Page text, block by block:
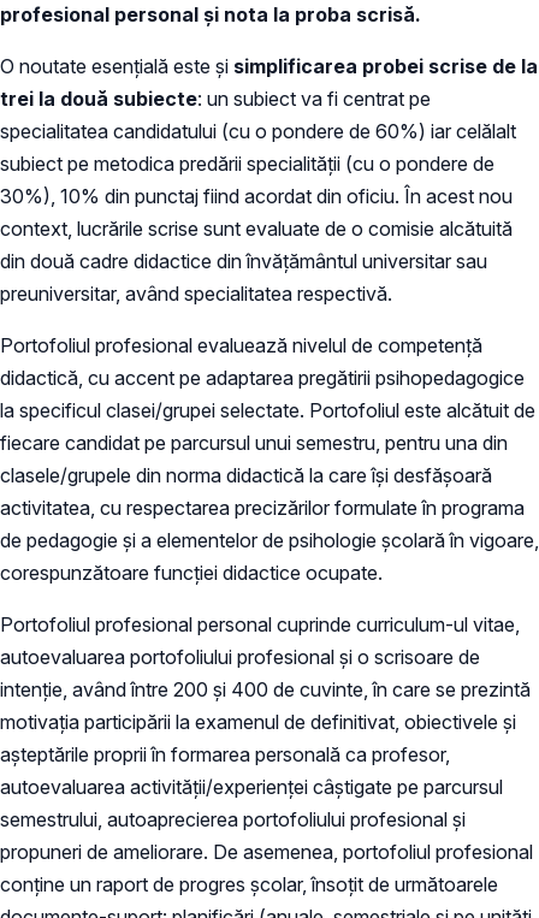
profesional personal şi nota la proba scrisă.
O noutate esenţială este şi simplificarea probei scrise de la
trei la două subiecte: un subiect va fi centrat pe
specialitatea candidatului (cu o pondere de 60%) iar celălalt
subiect pe metodica predării specialității (cu o pondere de
30%), 10% din punctaj fiind acordat din oficiu. În acest nou
context, lucrările scrise sunt evaluate de o comisie alcătuită
din două cadre didactice din învățământul universitar sau
preuniversitar, având specialitatea respectivă.
Portofoliul profesional evaluează nivelul de competenţă
didactică, cu accent pe adaptarea pregătirii psihopedagogice
la specificul clasei/grupei selectate. Portofoliul este alcătuit de
fiecare candidat pe parcursul unui semestru, pentru una din
clasele/grupele din norma didactică la care îşi desfăşoară
activitatea, cu respectarea precizărilor formulate în programa
de pedagogie şi a elementelor de psihologie şcolară în vigoare,
corespunzătoare funcţiei didactice ocupate.
Portofoliul profesional personal cuprinde curriculum-ul vitae,
autoevaluarea portofoliului profesional şi o scrisoare de
intenţie, având între 200 şi 400 de cuvinte, în care se prezintă
motivaţia participării la examenul de definitivat, obiectivele şi
aşteptările proprii în formarea personală ca profesor,
autoevaluarea activităţii/experienţei câştigate pe parcursul
semestrului, autoaprecierea portofoliului profesional şi
propuneri de ameliorare. De asemenea, portofoliul profesional
conţine un raport de progres şcolar, însoţit de următoarele